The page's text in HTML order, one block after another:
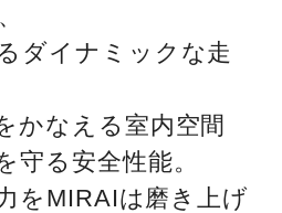
ダイナミックな走
かなえる室内空間
守る安全性能。
をMIRAIは磨き上げ